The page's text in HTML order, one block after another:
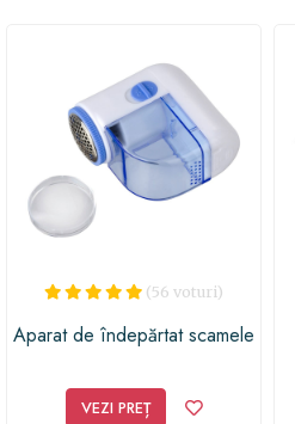
(56 voturi)
Aparat de îndepărtat scamele
VEZI PREȚ